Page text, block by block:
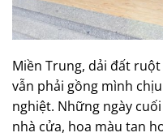
Miền Trung, dải đất
vẫn phải gồng mình
nghiệt. Những ngày
nhà cửa, hoa màu tan